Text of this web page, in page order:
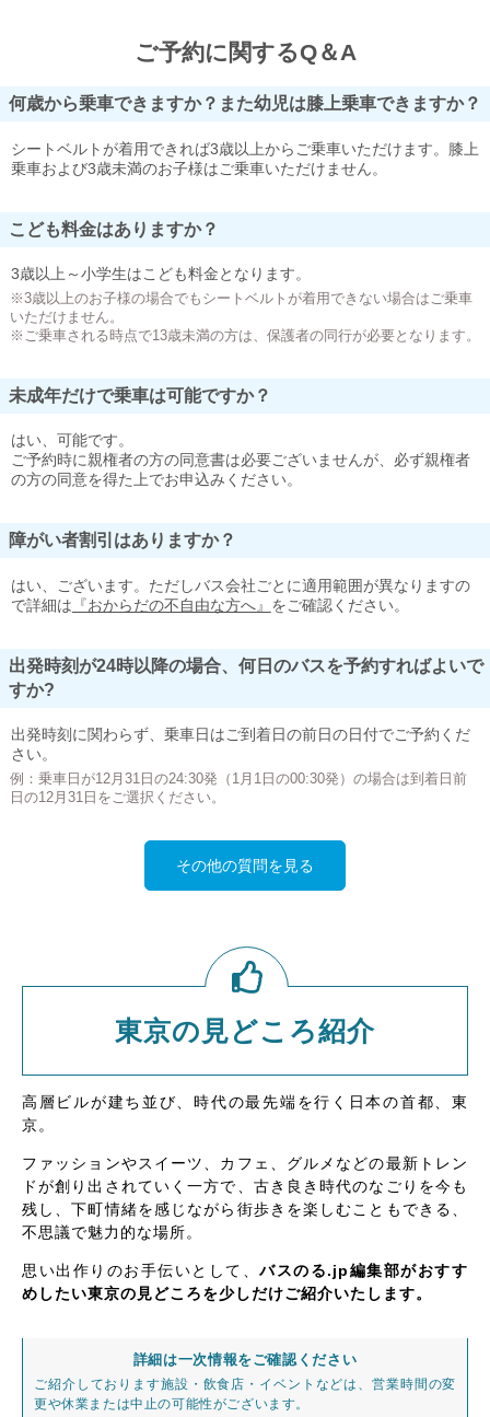
ご予約に関するQ＆A
何歳から乗車できますか？また幼児は膝上乗車できますか？
シートベルトが着用できれば3歳以上からご乗車いただけます。膝上
乗車および3歳未満のお子様はご乗車いただけません。
こども料金はありますか？
3歳以上～小学生はこども料金となります。
※3歳以上のお子様の場合でもシートベルトが着用できない場合はご乗車
いただけません。
※ご乗車される時点で13歳未満の方は、保護者の同行が必要となります。
未成年だけで乗車は可能ですか？
はい、可能です。
ご予約時に親権者の方の同意書は必要ございませんが、必ず親権者
の方の同意を得た上でお申込みください。
障がい者割引はありますか？
はい、ございます。ただしバス会社ごとに適用範囲が異なりますの
で詳細は 『おからだの不自由な方へ』 をご確認ください。
出発時刻が24時以降の場合、何日のバスを予約すればよいで
すか?
出発時刻に関わらず、乗車日はご到着日の前日の日付でご予約くだ
さい。
例：乗車日が12月31日の24:30発（1月1日の00:30発）の場合は到着日前
日の12月31日をご選択ください。
その他の質問を見る
東京の見どころ紹介
高層ビルが建ち並び、時代の最先端を行く日本の首都、東
京。
ファッションやスイーツ、カフェ、グルメなどの最新トレン
ドが創り出されていく一方で、古き良き時代のなごりを今も
残し、下町情緒を感じながら街歩きを楽しむこともできる、
不思議で魅力的な場所。
思い出作りのお手伝いとして、バスのる.jp編集部がおすす
めしたい東京の見どころを少しだけご紹介いたします。
詳細は一次情報をご確認ください
ご紹介しております施設・飲食店・イベントなどは、営業時間の変
更や休業または中止の可能性がございます。